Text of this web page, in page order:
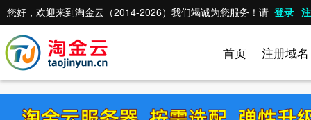
您好，欢迎来到淘金云（2014-2026）我们竭诚为您服务！请 登录
注册域名
首页